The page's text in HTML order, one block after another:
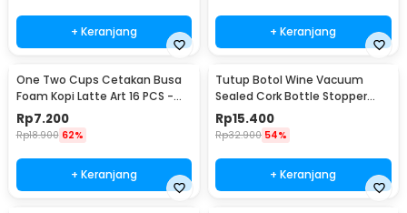
+ Keranjang + Keranjang
One Two Cups Cetakan Busa
Foam Kopi Latte Art 16 PCS -
JJYE01
Rp7.200
Rp18.900 62%
+ Keranjang
Tutup Botol Wine Vacuum
Sealed Cork Bottle Stopper
Stainless Steel - G94529
Rp15.400
Rp32.900 54%
+ Keranjang